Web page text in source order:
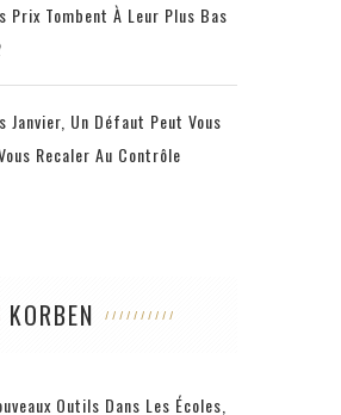
Prix Tombent À Leur Plus Bas
Janvier, Un Défaut Peut Vous
Recaler Au Contrôle
KORBEN
Outils Dans Les Écoles,